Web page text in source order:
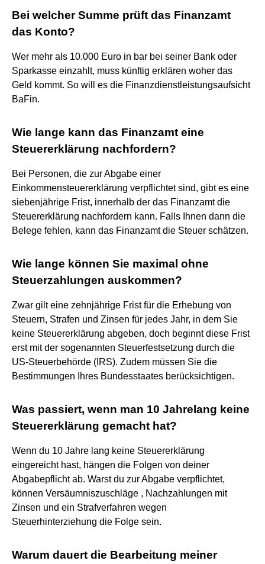
Bei welcher Summe prüft das Finanzamt
das Konto?
Wer mehr als 10.000 Euro in bar bei seiner Bank oder
Sparkasse einzahlt, muss künftig erklären woher das
Geld kommt. So will es die Finanzdienstleistungsaufsicht
BaFin.
Wie lange kann das Finanzamt eine
Steuererklärung nachfordern?
Bei Personen, die zur Abgabe einer
Einkommensteuererklärung verpflichtet sind, gibt es eine
siebenjährige Frist, innerhalb der das Finanzamt die
Steuererklärung nachfordern kann. Falls Ihnen dann die
Belege fehlen, kann das Finanzamt die Steuer schätzen.
Wie lange können Sie maximal ohne
Steuerzahlungen auskommen?
Zwar gilt eine zehnjährige Frist für die Erhebung von
Steuern, Strafen und Zinsen für jedes Jahr, in dem Sie
keine Steuererklärung abgeben, doch beginnt diese Frist
erst mit der sogenannten Steuerfestsetzung durch die
US-Steuerbehörde (IRS). Zudem müssen Sie die
Bestimmungen Ihres Bundesstaates berücksichtigen.
Was passiert, wenn man 10 Jahrelang keine
Steuererklärung gemacht hat?
Wenn du 10 Jahre lang keine Steuererklärung
eingereicht hast, hängen die Folgen von deiner
Abgabepflicht ab. Warst du zur Abgabe verpflichtet,
können Versäumniszuschläge , Nachzahlungen mit
Zinsen und ein Strafverfahren wegen
Steuerhinterziehung die Folge sein.
Warum dauert die Bearbeitung meiner